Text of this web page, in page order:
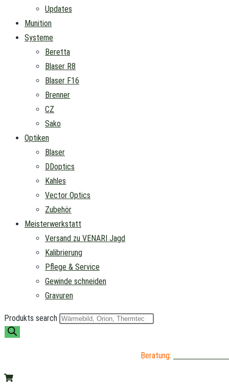
Updates
Munition
Systeme
Beretta
Blaser R8
Blaser F16
Brenner
CZ
Sako
Optiken
Blaser
DDoptics
Kahles
Vector Optics
Zubehör
Meisterwerkstatt
Versand zu VENARI Jagd
Kalibrierung
Pflege & Service
Gewinde schneiden
Gravuren
Produkts search
Beratung: